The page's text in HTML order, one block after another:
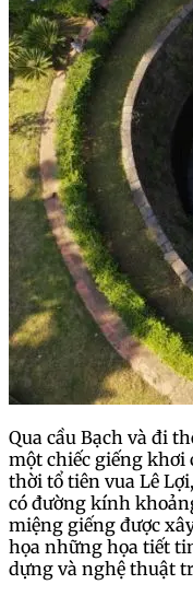
Qua cầu Bạch và đi
một chiếc giếng khơi
thời tổ tiên vua Lê
có đường kính
miệng giếng được
họa những họa tiết
dựng và nghệ thuật